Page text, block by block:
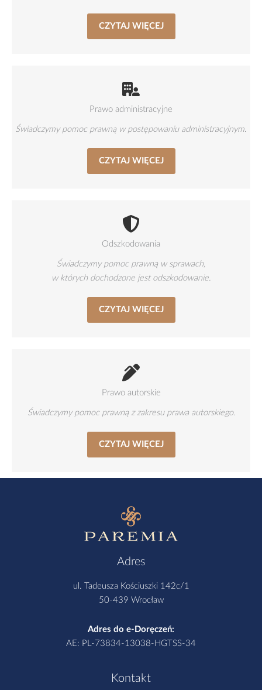
CZYTAJ WIĘCEJ
Prawo administracyjne
Świadczymy pomoc prawną w postępowaniu administracyjnym.
CZYTAJ WIĘCEJ
Odszkodowania
Świadczymy pomoc prawną w sprawach,
w których dochodzone jest odszkodowanie.
CZYTAJ WIĘCEJ
Prawo autorskie
Świadczymy pomoc prawną z zakresu prawa autorskiego.
CZYTAJ WIĘCEJ
Adres
ul. Tadeusza Kościuszki 142c/1
50-439 Wrocław
Adres do e-Doręczeń:
AE: PL-73834-13038-HGTSS-34
Kontakt